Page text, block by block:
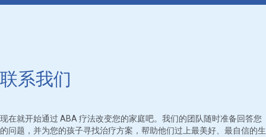
联系我们
现在就开始通过 ABA 疗法改变您的家庭吧。我们的团队随时准备回答您
的问题，并为您的孩子寻找治疗方案，帮助他们过上最美好、最自信的生